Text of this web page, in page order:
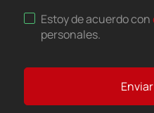
Estoy de acuerdo con
personales.